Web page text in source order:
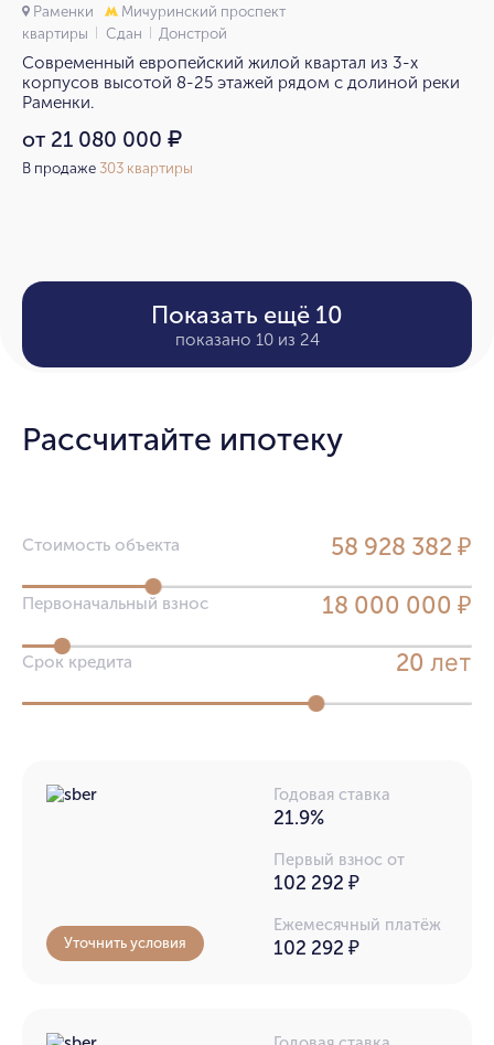
Раменки
Мичуринский проспект
квартиры
Сдан Донстрой
Современный европейский жилой квартал из 3-х
корпусов высотой 8-25 этажей рядом с долиной реки
Раменки.
от 21 080 000 ₽
В продаже 303 квартиры
Показать ещё 10
показано 10 из 24
Рассчитайте ипотеку
Стоимость объекта 58 928 382 ₽
Первоначальный взнос 18 000 000 ₽
Срок кредита 20 лет
Годовая ставка
21.9%
Первый взнос от
102 292 ₽
Ежемесячный платёж
102 292 ₽
Уточнить условия